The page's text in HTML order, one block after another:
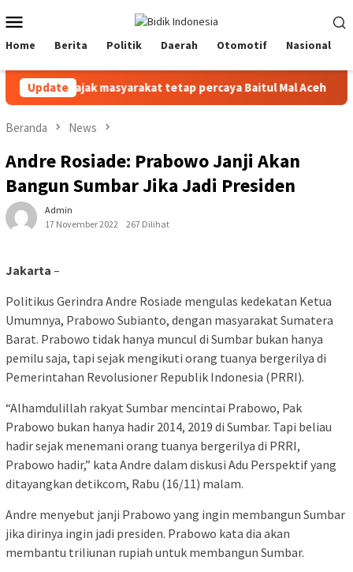
ke
kontenMobile
Home Berita Politik Daerah Otomotif Nasional
Update
YARA ajak masyarakat tetap percaya Baitul Mal Aceh
Beranda News
Andre Rosiade: Prabowo Janji Akan
Bangun Sumbar Jika Jadi Presiden
Admin
17 November 2022
267 Dilihat
Jakarta –
Politikus Gerindra Andre Rosiade mengulas kedekatan Ketua
Umumnya, Prabowo Subianto, dengan masyarakat Sumatera
Barat. Prabowo tidak hanya muncul di Sumbar bukan hanya
pemilu saja, tapi sejak mengikuti orang tuanya bergerilya di
Pemerintahan Revolusioner Republik Indonesia (PRRI).
“Alhamdulillah rakyat Sumbar mencintai Prabowo, Pak
Prabowo bukan hanya hadir 2014, 2019 di Sumbar. Tapi beliau
hadir sejak menemani orang tuanya bergerilya di PRRI,
Prabowo hadir,” kata Andre dalam diskusi Adu Perspektif yang
ditayangkan detikcom, Rabu (16/11) malam.
Andre menyebut janji Prabowo yang ingin membangun Sumbar
jika dirinya ingin jadi presiden. Prabowo kata dia akan
membantu triliunan rupiah untuk membangun Sumbar.